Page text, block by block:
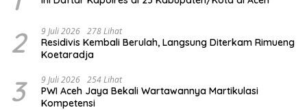
2 9 Juli 2026 278 Lihat
Residivis Kembali Berulah, Langsung Diterkam Rimueng
Koetaradja
3 9 Juli 2026 254 Lihat
PWI Aceh Jaya Bekali Wartawannya Martikulasi
Kompetensi